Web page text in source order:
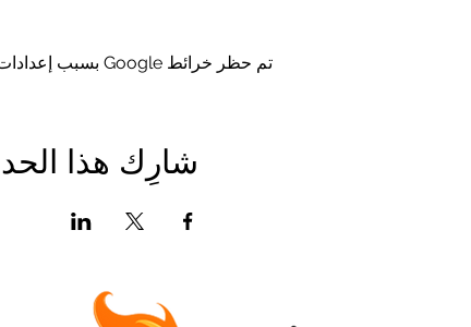
تم حظر خرائط Google بسبب إعدادات ملفات تعريف الارتباط التحليلية والوظيفية لديك.
شارِك هذا